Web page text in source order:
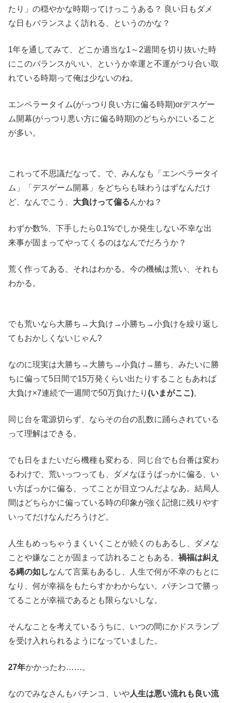
たり」の穏やかな時期ってけっこうある？ 良い日もダメ
な日もバランスよく訪れる、というのかな？
1年を通してみて、どこか適当な1～2週間を切り抜いた時
にこのバランスがいい、というか幸運と不運がつり合い取
れている時期って俺は少ないのね。
エンペラータイム(がっつり良い方に偏る時期)orデスゲー
ム開幕(がっつり悪い方に偏る時期)のどちらかにいること
が多い。
これって不思議だなって。で、みんなも「エンペラータイ
ム」「デスゲーム開幕」をどちらも味わうはずなんだけ
ど、なんでこう、 大負けって偏るんかね？
わずか数%、下手したら0.1%でしか発生しない不幸な出
来事が固まってやってくるのはなんでだろうか？
荒く作ってある、それはわかる。今の機械は荒い、それも
わかる。
でも荒いなら大勝ち→大負け→小勝ち→小負けを繰り返し
てもおかしくないじゃん?
なのに現実は大勝ち→大勝ち→小負け→勝ち、みたいに勝
ちに偏って5日間で15万発くらい出たりすることもあれば
大負け×7連続で一週間で50万負けたり (いまがここ)。
同じ台を電源切らず、ならその台の乱数に踊らされている
って理解はできる。
でも日をまたいだら機種も変わる、同じ台でも台番は変わ
るわけで、荒いっつっても、ダメなほうばっかに偏る、い
い方ばっかに偏る、ってことが目立つんだよなあ。結局人
間はどちらかに偏っている時の印象が強く記憶に残りやす
いってだけなんだろうけど。
人生もめっちゃうまくいくことが続くのもあるし、ダメな
ことや嫌なことが固まって訪れることもある。 禍福は糾え
る縄の如しなんて言葉もあるし、人生で何が不幸のもとに
なり、何が幸福をもたらすかわからない。パチンコで勝っ
てることが幸福であるとも限らないしな。
そんなことを考えているうちに、いつの間にかドスランプ
を受け入れられるようになっていました。
27年かかったわ……。
なのでみなさんもパチンコ、いや人生は悪い流れも良い流